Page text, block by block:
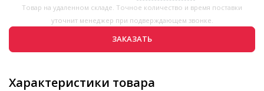
Товар на удаленном складе. Точное количество и время поставки
уточнит менеджер при подверждающем звонке.
ЗАКАЗАТЬ
Характеристики товара